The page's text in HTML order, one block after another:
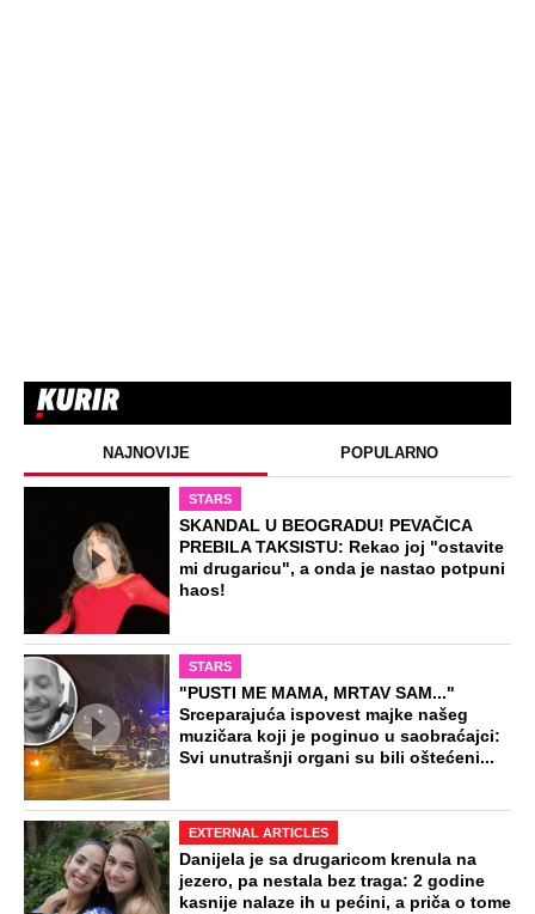
NAJNOVIJE POPULARNO
STARS
SKANDAL U BEOGRADU! PEVAČICA
PREBILA TAKSISTU: Rekao joj "ostavite
mi drugaricu", a onda je nastao potpuni
haos!
STARS
"PUSTI ME MAMA, MRTAV SAM..."
Srceparajuća ispovest majke našeg
muzičara koji je poginuo u saobraćajci:
Svi unutrašnji organi su bili oštećeni...
EXTERNAL ARTICLES
Danijela je sa drugaricom krenula na
jezero, pa nestala bez traga: 2 godine
kasnije nalaze ih u pećini, a priča o tome